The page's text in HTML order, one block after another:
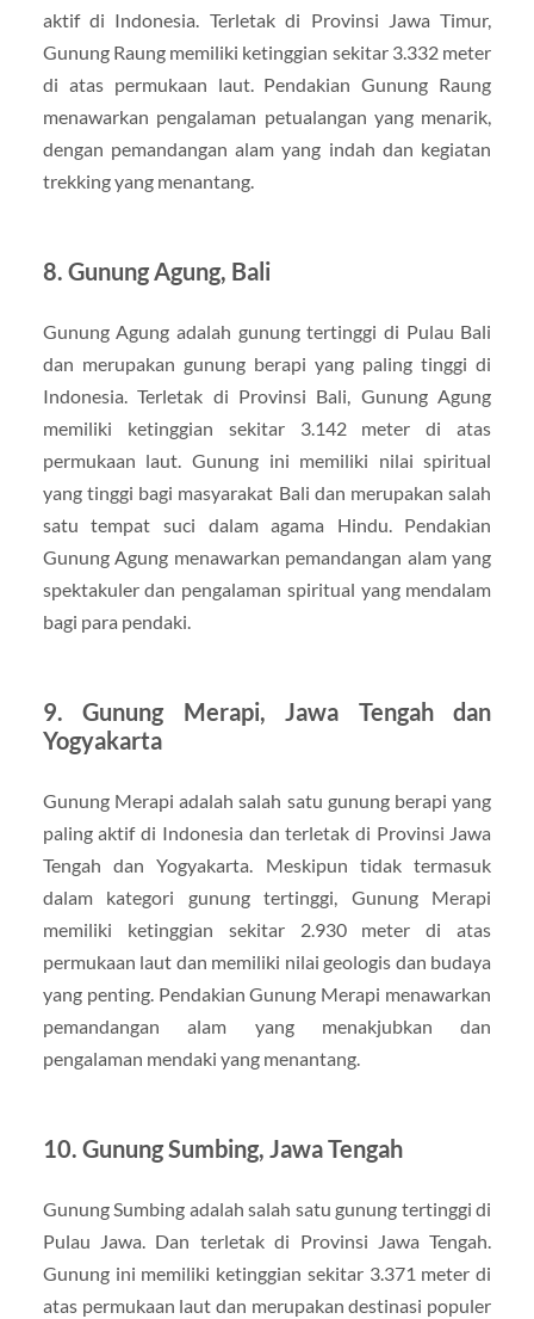
aktif di Indonesia. Terletak di Provinsi Jawa Timur,
Gunung Raung memiliki ketinggian sekitar 3.332 meter
di atas permukaan laut. Pendakian Gunung Raung
menawarkan pengalaman petualangan yang menarik,
dengan pemandangan alam yang indah dan kegiatan
trekking yang menantang.
8. Gunung Agung, Bali
Gunung Agung adalah gunung tertinggi di Pulau Bali
dan merupakan gunung berapi yang paling tinggi di
Indonesia. Terletak di Provinsi Bali, Gunung Agung
memiliki ketinggian sekitar 3.142 meter di atas
permukaan laut. Gunung ini memiliki nilai spiritual
yang tinggi bagi masyarakat Bali dan merupakan salah
satu tempat suci dalam agama Hindu. Pendakian
Gunung Agung menawarkan pemandangan alam yang
spektakuler dan pengalaman spiritual yang mendalam
bagi para pendaki.
9. Gunung Merapi, Jawa Tengah dan
Yogyakarta
Gunung Merapi adalah salah satu gunung berapi yang
paling aktif di Indonesia dan terletak di Provinsi Jawa
Tengah dan Yogyakarta. Meskipun tidak termasuk
dalam kategori gunung tertinggi, Gunung Merapi
memiliki ketinggian sekitar 2.930 meter di atas
permukaan laut dan memiliki nilai geologis dan budaya
yang penting. Pendakian Gunung Merapi menawarkan
pemandangan alam yang menakjubkan dan
pengalaman mendaki yang menantang.
10. Gunung Sumbing, Jawa Tengah
Gunung Sumbing adalah salah satu gunung tertinggi di
Pulau Jawa. Dan terletak di Provinsi Jawa Tengah.
Gunung ini memiliki ketinggian sekitar 3.371 meter di
atas permukaan laut dan merupakan destinasi populer